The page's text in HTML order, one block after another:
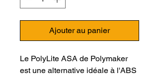
Ajouter au panier
Le PolyLite ASA de Polymaker
est une alternative idéale à l'ABS